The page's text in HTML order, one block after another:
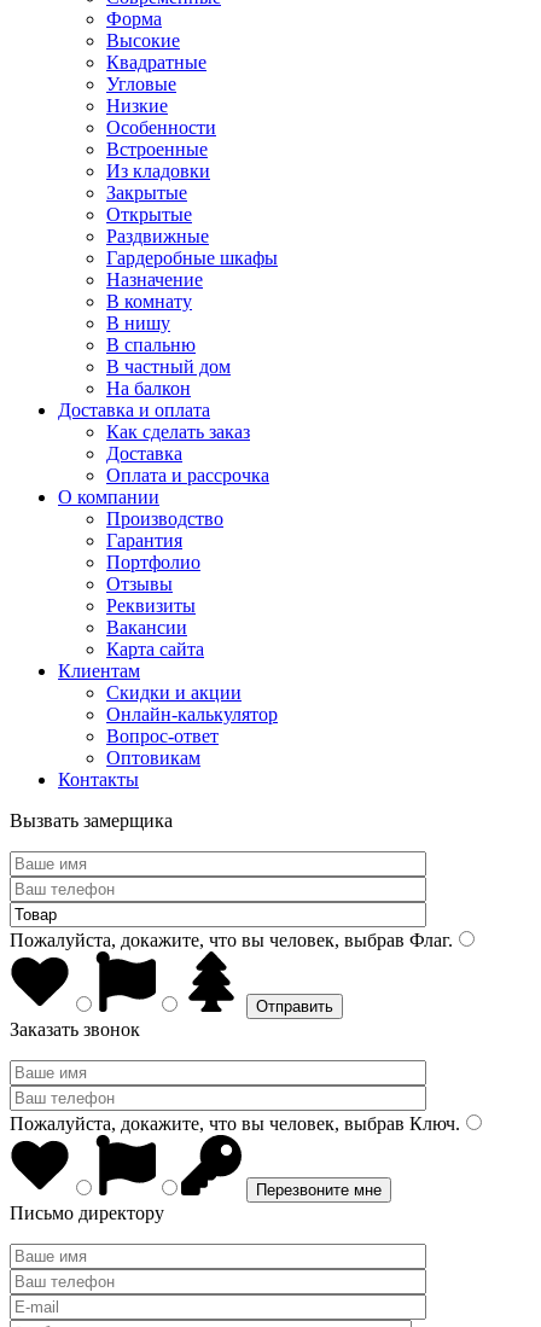
Форма
Высокие
Квадратные
Угловые
Низкие
Особенности
Встроенные
Из кладовки
Закрытые
Открытые
Раздвижные
Гардеробные шкафы
Назначение
В комнату
В нишу
В спальню
В частный дом
На балкон
Доставка и оплата
Как сделать заказ
Доставка
Оплата и рассрочка
О компании
Производство
Гарантия
Портфолио
Отзывы
Реквизиты
Вакансии
Карта сайта
Клиентам
Скидки и акции
Онлайн-калькулятор
Вопрос-ответ
Оптовикам
Контакты
Вызвать замерщика
Пожалуйста, докажите, что вы человек, выбрав Флаг.
Заказать звонок
Пожалуйста, докажите, что вы человек, выбрав Ключ.
Письмо директору